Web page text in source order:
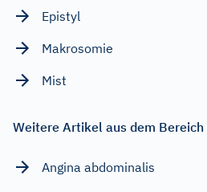
Epistyl
Makrosomie
Mist
Weitere Artikel aus dem Bereich
Angina abdominalis